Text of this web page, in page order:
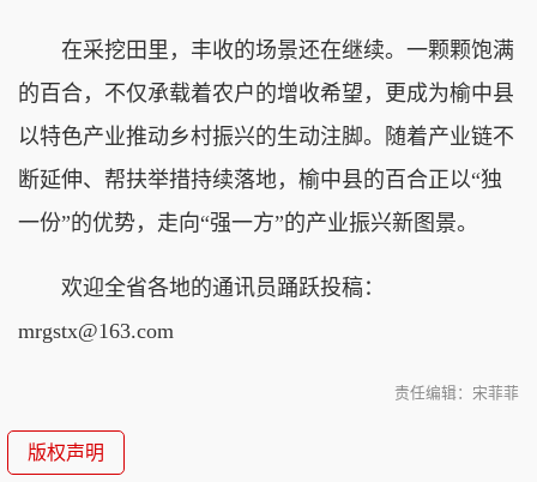
在采挖田里，丰收的场景还在继续。一颗颗饱满
的百合，不仅承载着农户的增收希望，更成为榆中县
以特色产业推动乡村振兴的生动注脚。随着产业链不
断延伸、帮扶举措持续落地，榆中县的百 合正以“独
一份”的优势，走向“强一方”的产业振兴新图景。
欢迎全省各地的通讯员踊跃投稿：
mrgstx@163.com
责任编辑：宋菲菲
版权声明